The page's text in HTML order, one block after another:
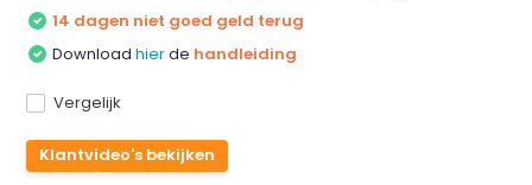
Klantvideo's bekijken
14 dagen niet goed geld terug
Downloadhierde handleiding
Vergelijk